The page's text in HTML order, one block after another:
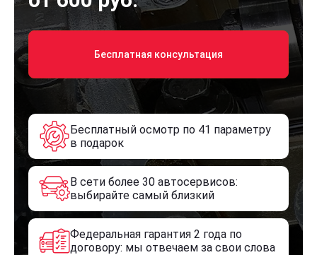
Бесплатная консультация
Бесплатный осмотр по 41 параметру
в подарок
В сети более 30 автосервисов:
выбирайте самый близкий
Федеральная гарантия 2 года по
договору: мы отвечаем за свои слова